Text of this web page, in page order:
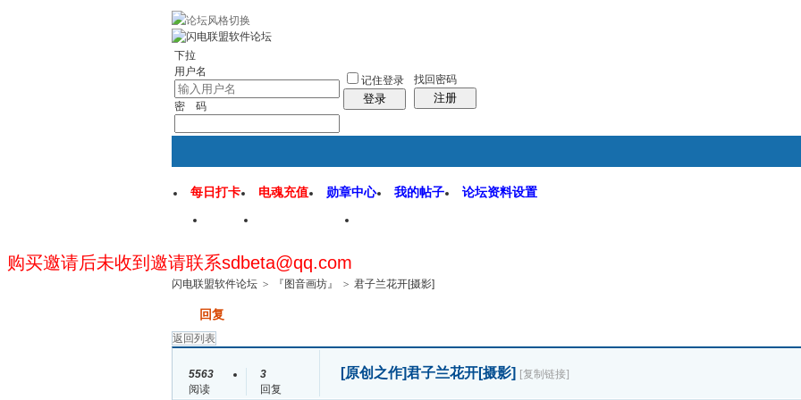
下拉
用户名
密 码
记住登录
登录
找回密码
注册
首页 闪电联盟论坛
每日打卡 电魂充值 勋章中心 我的帖子 论坛资料设置
购买邀请后未收到邀请联系sdbeta@qq.com
闪电联盟软件论坛 > 『图音画坊』 > 君子兰花开[摄影]
回复
返回列表
5563
阅读
3
回复
[原创之作]君子兰花开[摄影] [复制链接]